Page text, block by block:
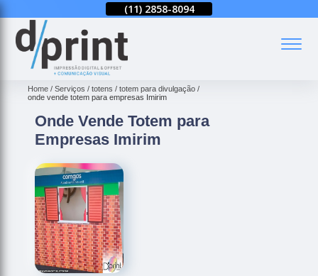
(11) 2858-8094 (11)
Home Serviços totens
totem para divulgação
onde vende totem para empresas Imirim
Onde Vende Totem para
Empresas Imirim